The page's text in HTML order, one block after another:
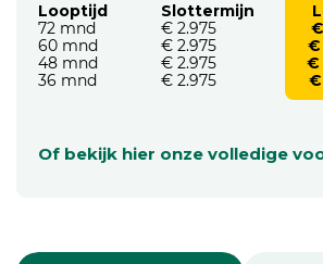
Looptijd
72 mnd
60 mnd
48 mnd
36 mnd
Slottermijn
€ 2.975
€ 2.975
€ 2.975
€ 2.975
€
€
€
Of bekijk hier onze volledige